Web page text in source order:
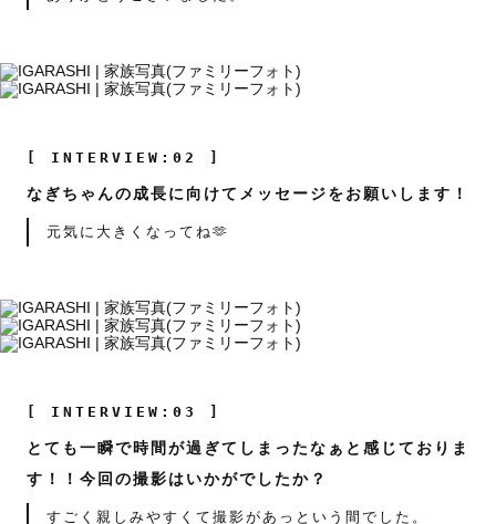
[ INTERVIEW:02 ]
なぎちゃんの成長に向けてメッセージをお願いします！
元気に大きくなってね🫶
[ INTERVIEW:03 ]
とても一瞬で時間が過ぎてしまったなぁと感じておりま
す！！今回の撮影はいかがでしたか？
すごく親しみやすくて撮影があっという間でした。